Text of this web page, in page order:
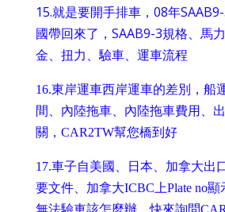
15.就是要開手排車，08年
國帶回來了，SAAB9-3規格、馬
金、扭力、驗車、運車流程
16.東岸運車西岸運車的差別，船
間、內陸拖車、內陸拖車費用、
關，CAR2TW幫您橋到好
17.車子自美國、日本、加拿大出
要文件、加拿大ICBC上Plate no顯